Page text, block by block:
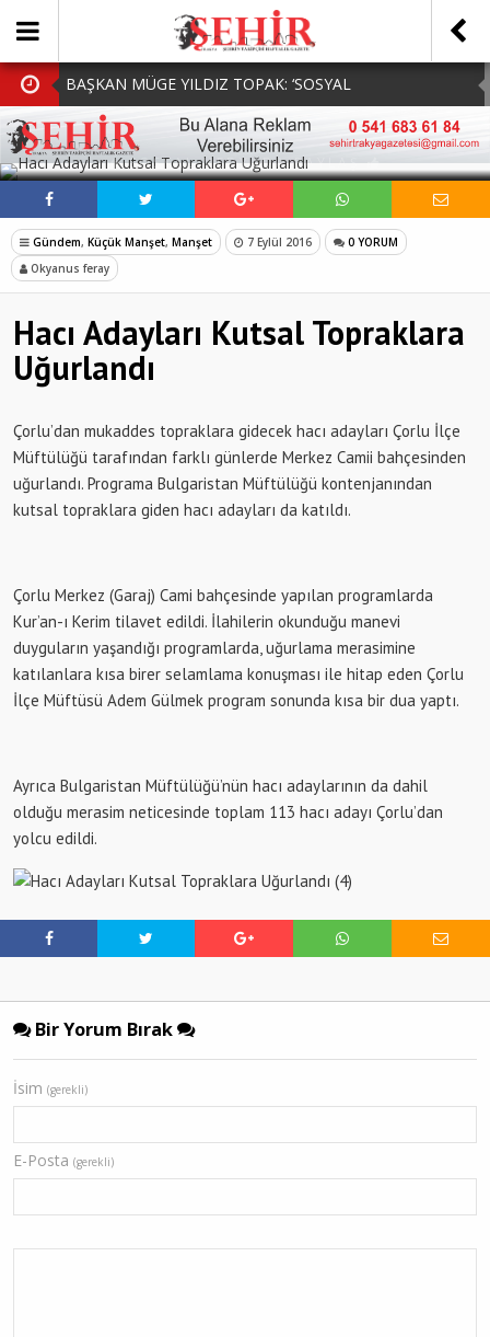
BAŞKAN MÜGE YILDIZ TOPAK: ‘SOSYAL
BELEDİYECİLİKTE HİÇBİR HEMŞERİMİZİ YALNIZ
BIRAKMIYORUZ!’
MHP Çorlu İlçe Teşkilatında Yeni Dönem Başladı:
Mazbatalar Alındı
Dolu Vurdu, Büyükşehir Üreticiyi Yalnız Bırakmadı
SOFRALARDA BEREKETİ, GÖNÜLLERDE DAYANIŞMAYI
BÜYÜTÜYORUZ!
250 BİN ÖĞÜN, BİNLERCE YÜZE GÜLÜMSEME
SOSYAL MEDYADA PAYLAŞ
Gündem, Küçük Manşet, Manşet 7 Eylül 2016
0 YORUM
Okyanus feray
Hacı Adayları Kutsal Topraklara
Uğurlandı
Çorlu’dan mukaddes topraklara gidecek hacı adayları Çorlu İlçe
Müftülüğü tarafından farklı günlerde Merkez Camii bahçesinden
uğurlandı. Programa Bulgaristan Müftülüğü kontenjanından
kutsal topraklara giden hacı adayları da katıldı.
Çorlu Merkez (Garaj) Cami bahçesinde yapılan programlarda
Kur’an-ı Kerim tilavet edildi. İlahilerin okunduğu manevi
duyguların yaşandığı programlarda, uğurlama merasimine
katılanlara kısa birer selamlama konuşması ile hitap eden Çorlu
İlçe Müftüsü Adem Gülmek program sonunda kısa bir dua yaptı.
Ayrıca Bulgaristan Müftülüğü’nün hacı adaylarının da dahil
olduğu merasim neticesinde toplam 113 hacı adayı Çorlu’dan
yolcu edildi.
Bir Yorum Bırak
İsim (gerekli)
E-Posta (gerekli)